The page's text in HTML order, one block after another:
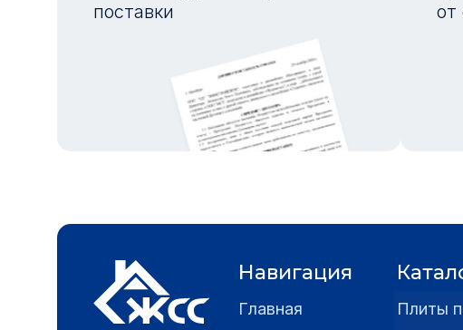
поставки
от
Навигация
Главная
Плиты